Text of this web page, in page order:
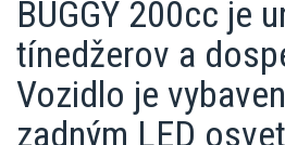
BUGGY 200cc je
tínedžerov a
Vozidlo je
zadným LED